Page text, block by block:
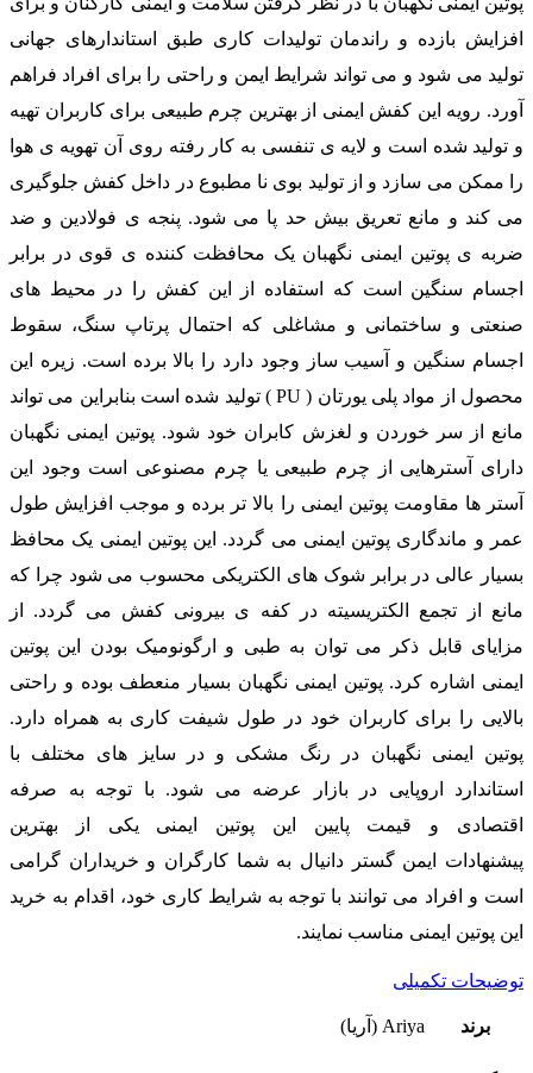
افزایش بازده و راندمان تولیدات کاری طبق استاندارهای جهانی
تولید می شود و می تواند شرایط ایمن و راحتی را برای افراد فراهم
آورد. رویه این کفش ایمنی از بهترین چرم طبیعی برای کاربران تهیه
و تولید شده است و لایه ی تنفسی به کار رفته روی آن تهویه ی هوا
را ممکن می سازد و از تولید بوی نا مطبوع در داخل کفش جلوگیری
می کند و مانع تعریق بیش حد پا می شود. پنجه ی فولادین و ضد
ضربه ی پوتین ایمنی نگهبان یک محافظت کننده ی قوی در برابر
اجسام سنگین است که استفاده از این کفش را در محیط های
صنعتی و ساختمانی و مشاغلی که احتمال پرتاپ سنگ، سقوط
اجسام سنگین و آسیب ساز وجود دارد را بالا برده است. زیره این
محصول از مواد پلی یورتان ( PU ) تولید شده است بنابراین می تواند
مانع از سر خوردن و لغزش کابران خود شود. پوتین ایمنی نگهبان
دارای آسترهایی از چرم طبیعی یا چرم مصنوعی است وجود این
آستر ها مقاومت پوتین ایمنی را بالا تر برده و موجب افزایش طول
عمر و ماندگاری پوتین ایمنی می گردد. این پوتین ایمنی یک محافظ
بسیار عالی در برابر شوک های الکتریکی محسوب می شود چرا که
مانع از تجمع الکتریسیته در کفه ی بیرونی کفش می گردد. از
مزایای قابل ذکر می توان به طبی و ارگونومیک بودن این پوتین
ایمنی اشاره کرد. پوتین ایمنی نگهبان بسیار منعطف بوده و راحتی
بالایی را برای کاربران خود در طول شیفت کاری به همراه دارد.
پوتین ایمنی نگهبان در رنگ مشکی و در سایز های مختلف با
استاندارد اروپایی در بازار عرضه می شود. با توجه به صرفه
اقتصادی و قیمت پایین این پوتین ایمنی یکی از بهترین
پیشنهادات ایمن گستر دانیال به شما کارگران و خریداران گرامی
است و افراد می توانند با توجه به شرایط کاری خود، اقدام به خرید
این پوتین ایمنی مناسب نمایند.
توضیحات تکمیلی
برند Ariya (آریا)